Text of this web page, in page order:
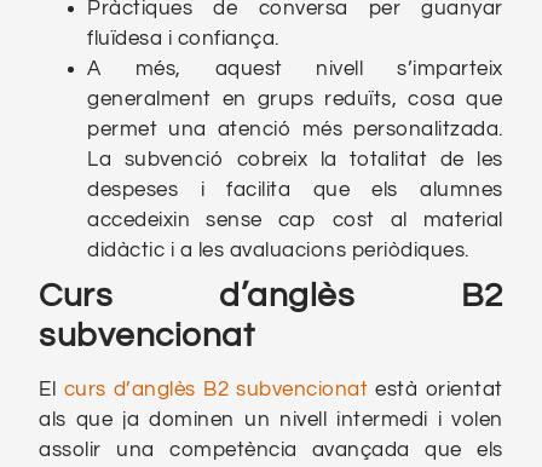
Pràctiques de conversa per guanyar
fluïdesa i confiança.
A més, aquest nivell s’imparteix
generalment en grups reduïts, cosa que
permet una atenció més personalitzada.
La subvenció cobreix la totalitat de les
despeses i facilita que els alumnes
accedeixin sense cap cost al material
didàctic i a les avaluacions periòdiques.
Curs d’anglès B2
subvencionat
El curs d’anglès B2 subvencionat està orientat
als que ja dominen un nivell intermedi i volen
assolir una competència avançada que els